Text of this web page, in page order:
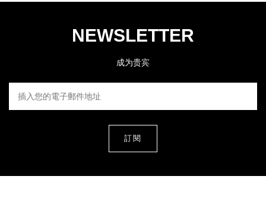
NEWSLETTER
成为贵宾